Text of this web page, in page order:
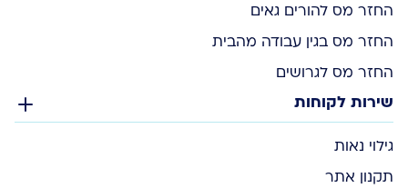
החזר מס להורים גאים
החזר מס בגין עבודה מהבית
החזר מס לגרושים
שירות לקוחות
גילוי נאות
תקנון אתר